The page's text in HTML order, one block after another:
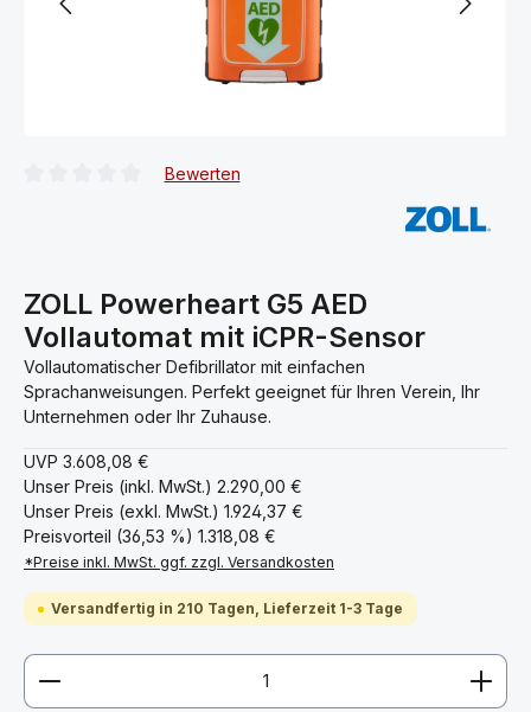
Bewerten
ZOLL Powerheart G5 AED
Vollautomat mit iCPR-Sensor
Vollautomatischer Defibrillator mit einfachen
Sprachanweisungen. Perfekt geeignet für Ihren Verein, Ihr
Unternehmen oder Ihr Zuhause.
UVP 3.608,08 €
Unser Preis (inkl. MwSt.) 2.290,00 €
Unser Preis (exkl. MwSt.) 1.924,37 €
Preisvorteil (36,53 %) 1.318,08 €
*Preise inkl. MwSt. ggf. zzgl. Versandkosten
Versandfertig in 210 Tagen, Lieferzeit 1-3 Tage
Produkt Anzahl: Gib den gewünschten Wert ein